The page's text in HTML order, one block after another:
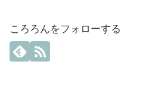
ころろんをフォローする